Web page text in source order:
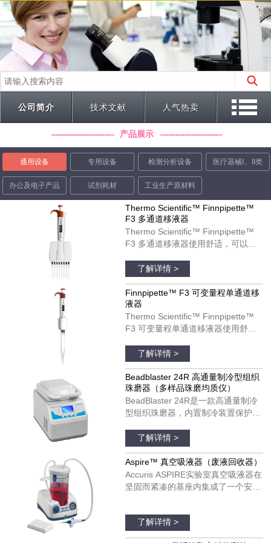
公司简介 技术文献 人气热卖
产品展示
通用设备 专用设备 检测分析设备 医疗器械Ⅰ、II类
办公及电子产品 试剂耗材 工业生产原材料
Thermo Scientific™ Finnpipette™
F3 多通道移液器
Thermo Scientific™ Finnpipette™
F3 多通道移液器使用舒适，可以在
识的宽型指状支托和人体工程学柄设
计可以改善您的移液体验。
Finnpipette F3 移液器可以用于单个
和多通道模具。货号：4660050；
4660010；4660020；4660040
了解详情 >
Finnpipette™ F3 可变量程单通道移
液器
Thermo Scientific™ Finnpipette™
F3 可变量程单通道移液器使用舒
作用。Finnpipette F3 移液器具有宽
阔的、支持彩色编码的指托和人机工
效学手柄设计。Finnpipette F3 移液
器可以用于单个和多通道模具。货
号：4640100；4640000；
4640010；4640020；4640030；
4640070；4640080
了解详情 >
Beadblaster 24R 高通量制冷型组织
珠磨器（多样品珠磨均质仪）
BeadBlaster 24R是一款高通量制冷
型组织珠磨器，内置制冷装置保护温
数珠磨器不同，BeadBlaster 24R具
有真正的、基于压缩机的制冷系统，
不需要干冰、液氮和空气供应。只需
设置所需的温度并预冷，温度将在整
个均质过程中维持低温，以保证样品
了解详情 >
Aspire™ 真空吸液器（废液回收器）
Accuris ASPIRE实验室真空吸液器在
坚固而紧凑的基座内集成了一个安
真空表。
了解详情 >